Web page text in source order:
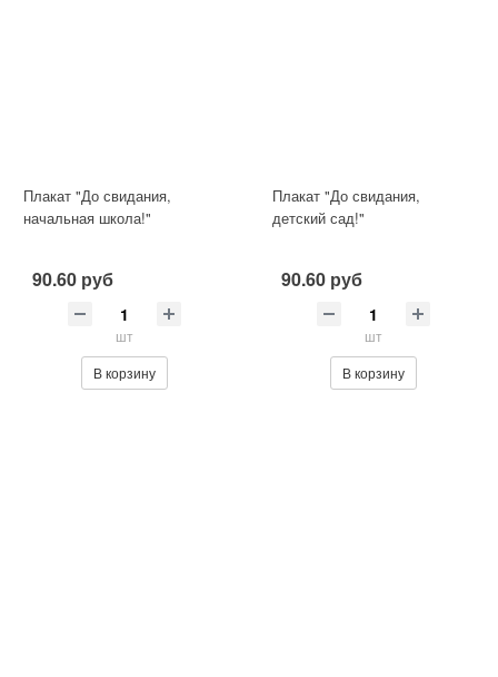
Плакат "До свидания,
начальная школа!"
90.60 руб
шт
В корзину
Плакат "До свидания,
детский сад!"
90.60 руб
шт
В корзину